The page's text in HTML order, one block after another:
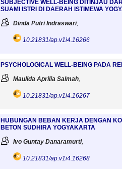
SUBJECTIVE WELL-BEING DITINJAU
SUAMI ISTRI DI DAERAH ISTIMEWA
Dinda Putri Indraswari,
10.21831/ap.v1i4.16266
PSYCHOLOGICAL WELL-BEING PADA
Maulida Aprilia Salmah
10.21831/ap.v1i4.16267
HUBUNGAN BEBAN KERJA DENGAN
BETON SUDHIRA YOGYAKARTA
Ivo Guntay Danaramurti,
10.21831/ap.v1i4.16268